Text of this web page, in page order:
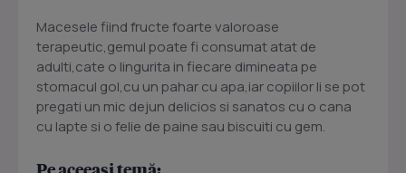
Macesele fiind fructe foarte valoroase
terapeutic,gemul poate fi consumat atat de
adulti,cate o lingurita in fiecare dimineata pe
stomacul gol,cu un pahar cu apa,iar copiilor li se pot
pregati un mic dejun delicios si sanatos cu o cana
cu lapte si o felie de paine sau biscuiti cu gem.